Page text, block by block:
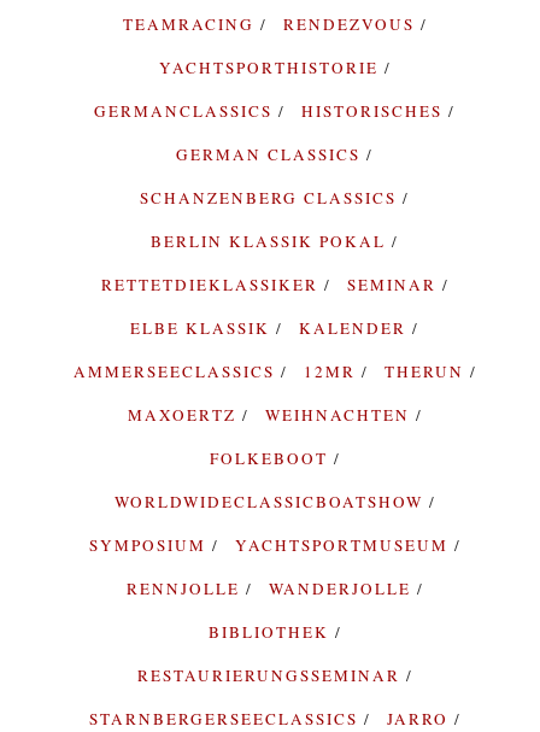
TEAMRACING
RENDEZVOUS
YACHTSPORTHISTORIE
GERMANCLASSICS
HISTORISCHES
GERMAN CLASSICS
SCHANZENBERG CLASSICS
BERLIN KLASSIK POKAL
RETTETDIEKLASSIKER
SEMINAR
ELBE KLASSIK
KALENDER
AMMERSEECLASSICS
12MR
THERUN
MAXOERTZ
WEIHNACHTEN
FOLKEBOOT
WORLDWIDECLASSICBOATSHOW
SYMPOSIUM
YACHTSPORTMUSEUM
RENNJOLLE
WANDERJOLLE
BIBLIOTHEK
RESTAURIERUNGSSEMINAR
STARNBERGERSEECLASSICS
JARRO